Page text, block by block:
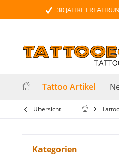
30 JAHRE
Tattoo Artikel
Übersicht
Kategorien